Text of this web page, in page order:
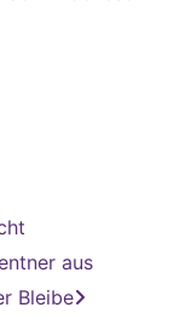
aus
Bleibe